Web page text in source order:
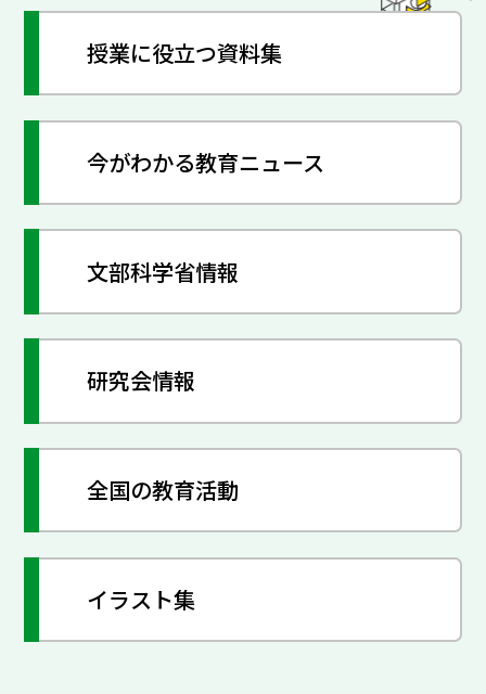
授業に役立つ資料集
今がわかる教育ニュース
文部科学省情報
研究会情報
全国の教育活動
イラスト集